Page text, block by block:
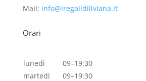
Mail: info@iregalidiliviana.it
Orari
lunedì
09–19:30
martedì
09–19:30